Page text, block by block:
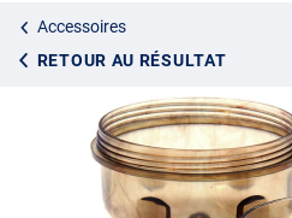
Accessoires
RETOUR AU RÉSULTAT